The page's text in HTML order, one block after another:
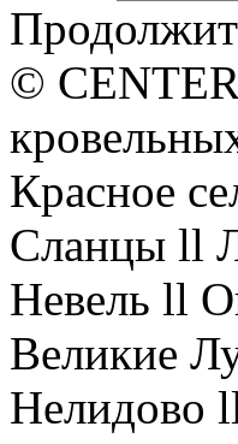
©
Красное
Сланцы ll
Невель ll
Великие
Нелидово